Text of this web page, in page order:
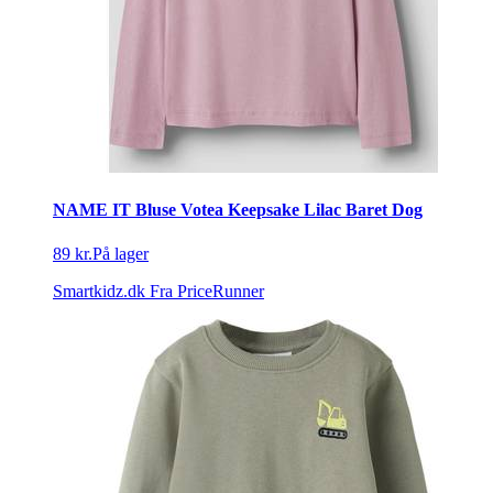
NAME IT Bluse Votea Keepsake Lilac Baret Dog
89 kr.På lager
Smartkidz.dk Fra PriceRunner